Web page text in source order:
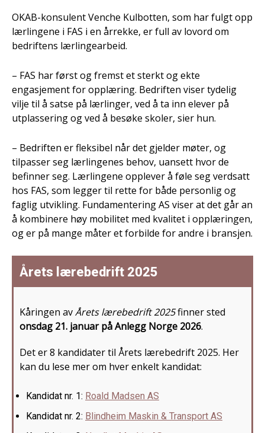
OKAB-konsulent Venche Kulbotten, som har fulgt opp
lærlingene i FAS i en årrekke, er full av lovord om
bedriftens lærlingearbeid.
– FAS har først og fremst et sterkt og ekte
engasjement for opplæring. Bedriften viser tydelig
vilje til å satse på lærlinger, ved å ta inn elever på
utplassering og ved å besøke skoler, sier hun.
– Bedriften er fleksibel når det gjelder møter, og
tilpasser seg lærlingenes behov, uansett hvor de
befinner seg. Lærlingene opplever å føle seg verdsatt
hos FAS, som legger til rette for både personlig og
faglig utvikling. Fundamentering AS viser at det går an
å kombinere høy mobilitet med kvalitet i opplæringen,
og er på mange måter et forbilde for andre i bransjen.
Årets lærebedrift 2025
Kåringen avÅrets lærebedrift 2025finner sted
onsdag 21. januar på Anlegg Norge 2026.
Det er 8 kandidater til Årets lærebedrift 2025. Her
kan du lese mer om hver enkelt kandidat:
Kandidat nr. 1: Roald Madsen AS
Kandidat nr. 2: Blindheim Maskin & Transport AS